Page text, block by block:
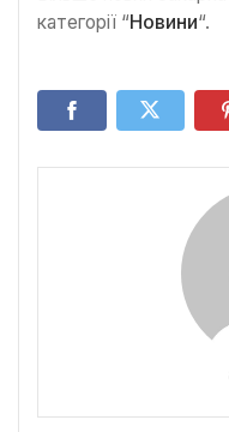
категорії “Новини“.